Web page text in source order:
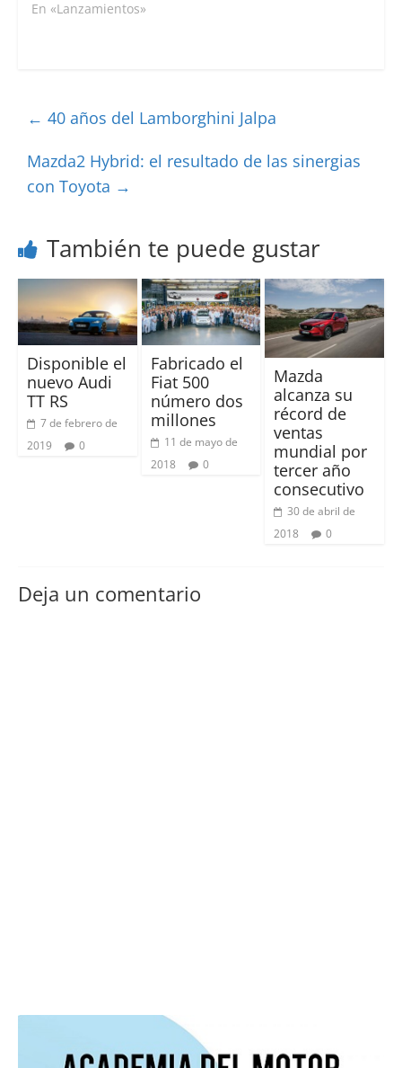
Karoq Scout. Así el
la carretera.…
En «Lanzamientos»
← 40 años del Lamborghini Jalpa
Mazda2 Hybrid: el resultado de las sinergias
con Toyota →
También te puede gustar
Disponible el
nuevo Audi
TT RS
7 de febrero de
2019
0
Fabricado el
Fiat 500
número dos
millones
11 de mayo de
2018
0
Mazda
alcanza su
récord de
ventas
mundial por
tercer año
consecutivo
30 de abril de
2018
0
Deja un comentario